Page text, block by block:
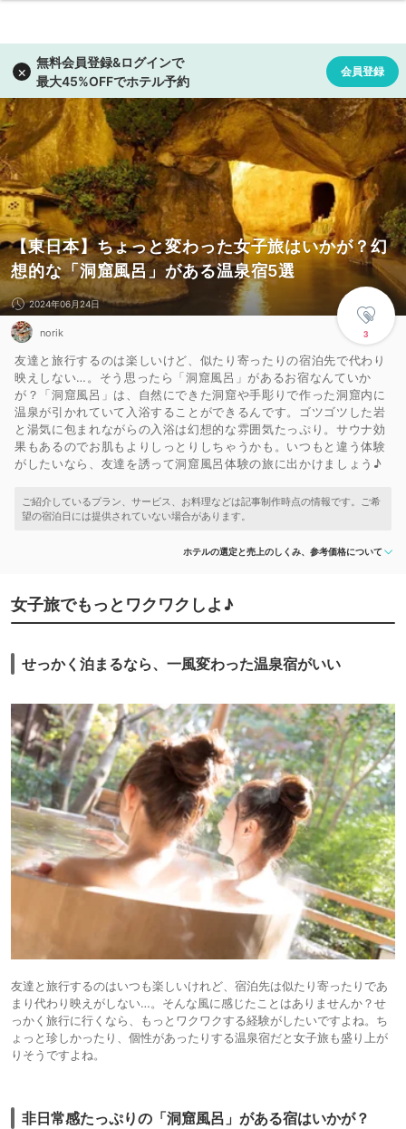
【東日本】ちょっと変わった女子旅はいかが？幻
想的な「洞窟風呂」がある温泉宿5選
3
2024年06月24日
norik
友達と旅行するのは楽しいけど、似たり寄ったりの宿泊先で代わり
映えしない…。そう思ったら「洞窟風呂」があるお宿なんていか
が？「洞窟風呂」は、自然にできた洞窟や手彫りで作った洞窟内に
温泉が引かれていて入浴することができるんです。ゴツゴツした岩
と湯気に包まれながらの入浴は幻想的な雰囲気たっぷり。サウナ効
果もあるのでお肌もよりしっとりしちゃうかも。いつもと違う体験
がしたいなら、友達を誘って洞窟風呂体験の旅に出かけましょう♪
ホテルの選定と売上のしくみ、参考価格について
女子旅でもっとワクワクしよ♪
せっかく泊まるなら、一風変わった温泉宿がいい
友達と旅行するのはいつも楽しいけれど、宿泊先は似たり寄ったりであ
まり代わり映えがしない…。そんな風に感じたことはありませんか？せ
っかく旅行に行くなら、もっとワクワクする経験がしたいですよね。ち
ょっと珍しかったり、個性があったりする温泉宿だと女子旅も盛り上が
りそうですよね。
非日常感たっぷりの「洞窟風呂」がある宿はいかが？